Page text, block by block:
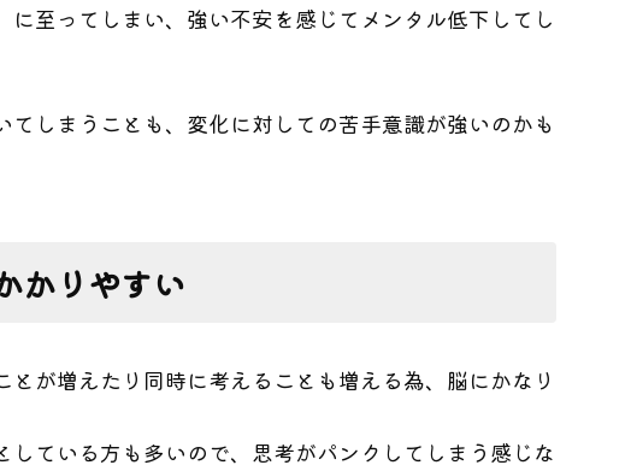
至ってしまい、強い不安を感じてメンタル低下してし
てしまうことも、変化に対しての苦手意識が強いのかも
かりやすい
が増えたり同時に考えることも増える為、脳にかなり
ている方も多いので、思考がパンクしてしまう感じな